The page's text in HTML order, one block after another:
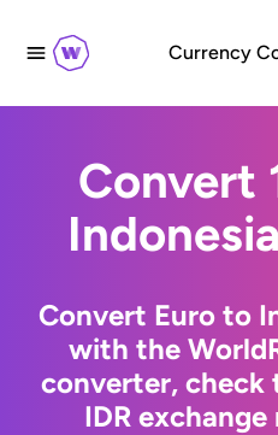
Currency
Convert
Convert Euro to
with the
converter, check
IDR